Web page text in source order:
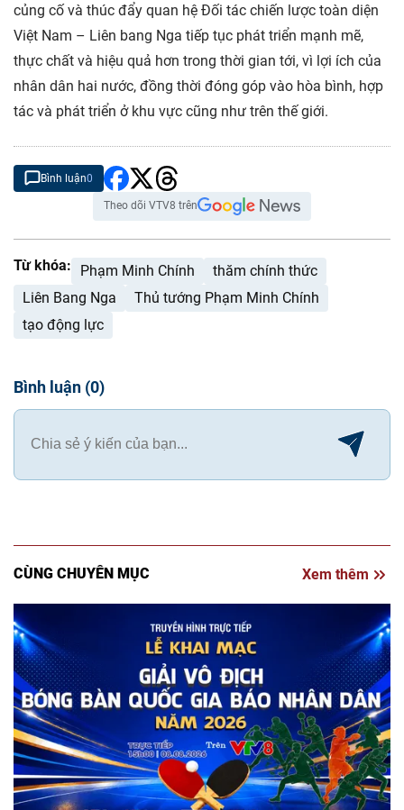
củng cố và thúc đẩy quan hệ Đối tác chiến lược toàn diện
Việt Nam – Liên bang Nga tiếp tục phát triển mạnh mẽ,
thực chất và hiệu quả hơn trong thời gian tới, vì lợi ích của
nhân dân hai nước, đồng thời đóng góp vào hòa bình, hợp
tác và phát triển ở khu vực cũng như trên thế giới.
Bình luận0
Theo dõi VTV8 trên
Từ khóa: Phạm Minh Chính
thăm chính thức
Liên Bang Nga
Thủ tướng Phạm Minh Chính
tạo động lực
Bình luận (0)
CÙNG CHUYÊN MỤC Xem thêm